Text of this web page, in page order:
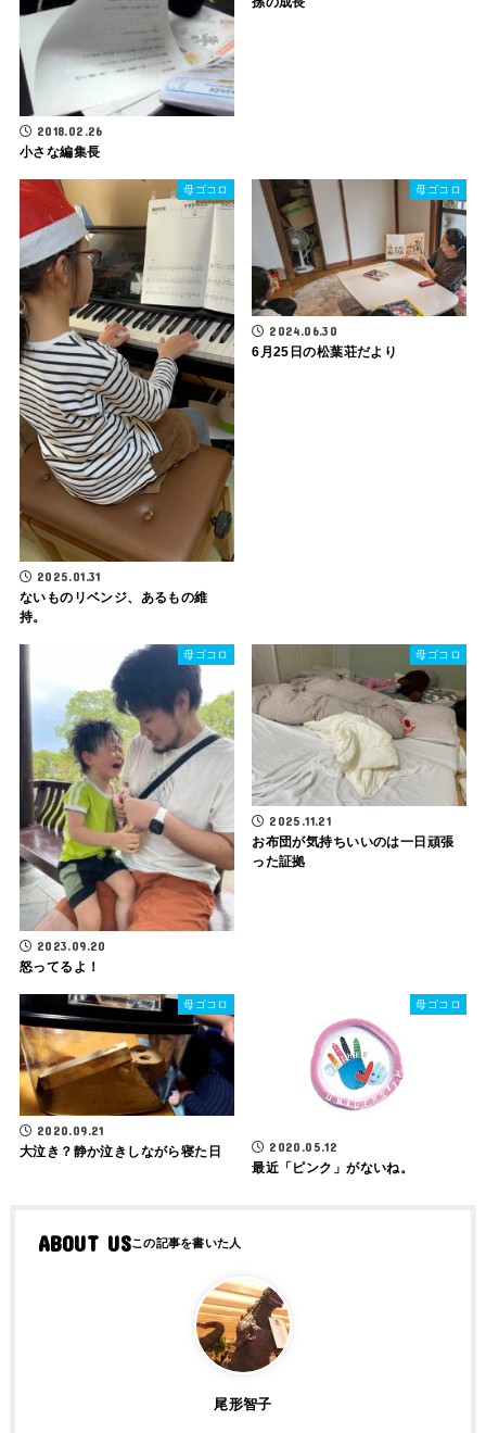
2018.02.26
小さな編集長
母ゴコロ
2025.01.31
ないものリベンジ、あるもの維
持。
母ゴコロ
2024.06.30
6月25日の松葉荘だより
母ゴコロ
2023.09.20
怒ってるよ！
母ゴコロ
2025.11.21
お布団が気持ちいいのは一日頑張
った証拠
母ゴコロ
2020.09.21
大泣き？静か泣きしながら寝た日
母ゴコロ
2020.05.12
最近「ピンク」がないね。
ABOUT US
尾形智子